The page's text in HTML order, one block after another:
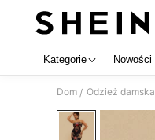
Kategorie Nowości
Dom / Odzież damska